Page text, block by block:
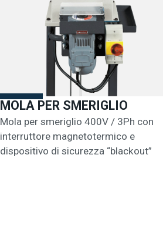
MOLA PER SMERIGLIO
Mola per smeriglio 400V / 3Ph con
interruttore magnetotermico e
dispositivo di sicurezza “blackout”